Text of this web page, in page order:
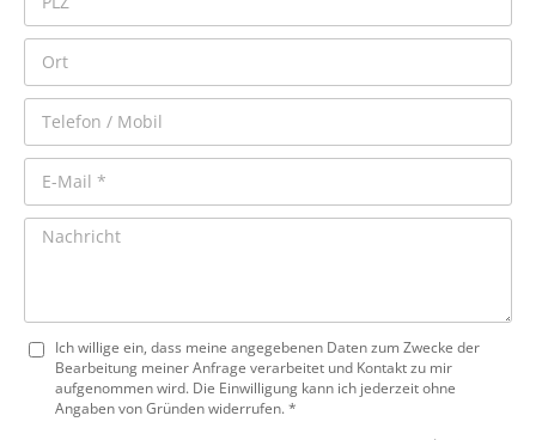
Ich willige ein, dass meine angegebenen Daten zum Zwecke der
Bearbeitung meiner Anfrage verarbeitet und Kontakt zu mir
aufgenommen wird. Die Einwilligung kann ich jederzeit ohne
Angaben von Gründen widerrufen. *